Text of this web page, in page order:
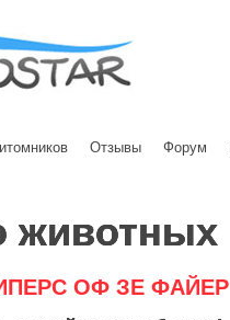
Отзывы Форум
животных
ОФ ЗЕ ФАЙЕР